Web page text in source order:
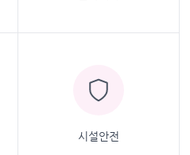
시설안전